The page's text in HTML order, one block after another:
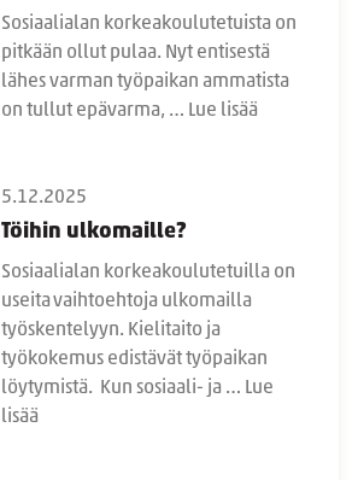
Sosiaalialan korkeakoulutetuista on
pitkään ollut pulaa. Nyt entisestä
lähes varman työpaikan ammatista
on tullut epävarma, … Lue lisää
5.12.2025
Töihin ulkomaille?
Sosiaalialan korkeakoulutetuilla on
useita vaihtoehtoja ulkomailla
työskentelyyn. Kielitaito ja
työkokemus edistävät työpaikan
löytymistä. Kun sosiaali- ja … Lue
lisää